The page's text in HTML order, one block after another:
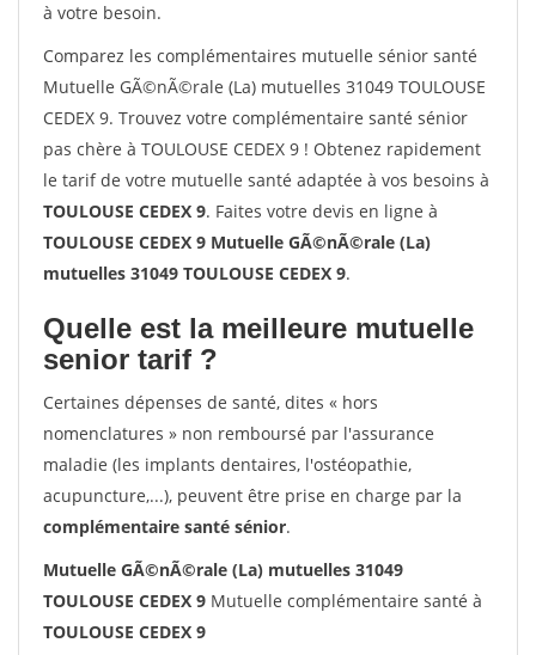
à votre besoin.
Comparez les complémentaires mutuelle sénior santé
Mutuelle GÃ©nÃ©rale (La) mutuelles 31049 TOULOUSE
CEDEX 9. Trouvez votre complémentaire santé sénior
pas chère à TOULOUSE CEDEX 9 ! Obtenez rapidement
le tarif de votre mutuelle santé adaptée à vos besoins à
TOULOUSE CEDEX 9. Faites votre devis en ligne à
TOULOUSE CEDEX 9 Mutuelle GÃ©nÃ©rale (La)
mutuelles 31049 TOULOUSE CEDEX 9.
Quelle est la meilleure mutuelle
senior tarif ?
Certaines dépenses de santé, dites « hors
nomenclatures » non remboursé par l'assurance
maladie (les implants dentaires, l'ostéopathie,
acupuncture,...), peuvent être prise en charge par la
complémentaire santé sénior.
Mutuelle GÃ©nÃ©rale (La) mutuelles 31049
TOULOUSE CEDEX 9 Mutuelle complémentaire santé à
TOULOUSE CEDEX 9